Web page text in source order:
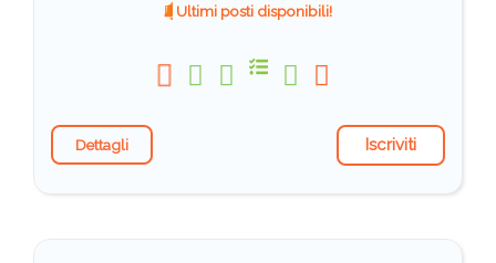
Ultimi posti disponibili!
Dettagli Iscriviti